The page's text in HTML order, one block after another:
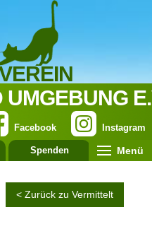
UMGEBUNG
Instagram
Facebook
Spenden Menü
< Zurück zu Vermittelt